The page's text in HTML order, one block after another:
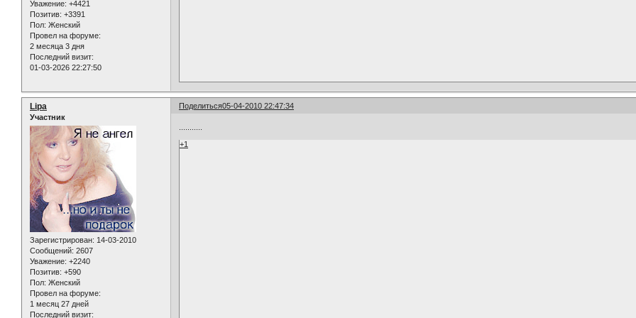
Уважение: +4421
Позитив: +3391
Пол: Женский
Провел на форуме:
2 месяца 3 дня
Последний визит:
01-03-2026 22:27:50
Поделиться05-04-2010 22:47:34
Lipa
Участник
Зарегистрирован: 14-03-2010
Сообщений: 2607
Уважение: +2240
Позитив: +590
Пол: Женский
Провел на форуме:
1 месяц 27 дней
Последний визит:
+1